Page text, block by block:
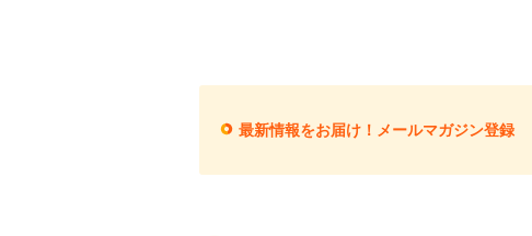
最新情報をお届け！メールマガジン登録